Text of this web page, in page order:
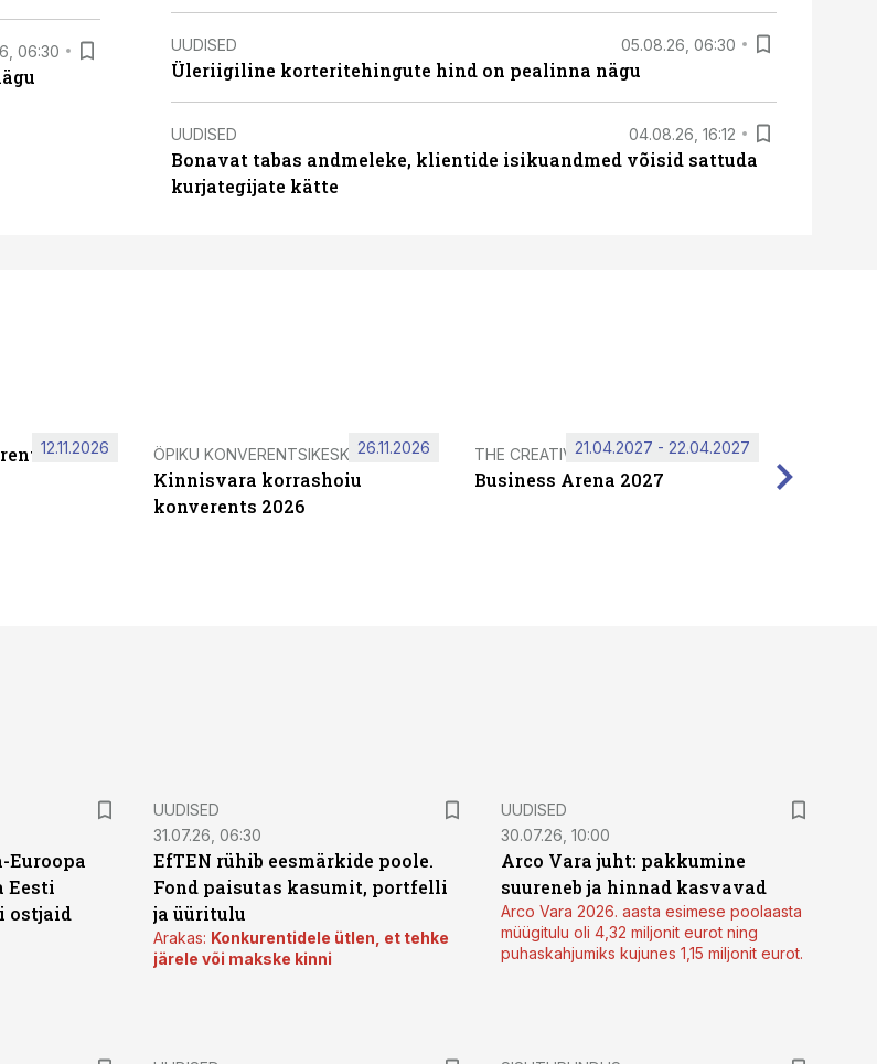
06:30 UUDISED 05.08.26, 06:30
Üleriigiline korteritehingute hind on pealinna nägu
UUDISED 04.08.26, 16:12
Bonavat tabas andmeleke, klientide isikuandmed võisid sattuda
kurjategijate kätte
2026
12.11.2026 ÖPIKU KONVERENTSIKESKUS
Kinnisvara korrashoiu
konverents 2026
26.11.2026 THE CREATIVE HUB
Business Arena 2027
21.04.2027 - 22.04.2027
Euroopa
Eesti
ostjaid
UUDISED
31.07.26, 06:30
EfTEN rühib eesmärkide poole.
Fond paisutas kasumit, portfelli
ja üüritulu
Arakas: Konkurentidele ütlen, et tehke
järele või makske kinni
UUDISED
30.07.26, 10:00
Arco Vara juht: pakkumine
suureneb ja hinnad kasvavad
Arco Vara 2026. aasta esimese poolaasta
müügitulu oli 4,32 miljonit eurot ning
puhaskahjumiks kujunes 1,15 miljonit eurot.
ST